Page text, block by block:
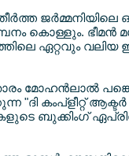
തീര്‍ത്ത
കൊള്ളും. ഭീമന്‍
ഏറ്റവും വലിയ
മോഹന്‍ലാല്‍
"ദി കംപ്ളീറ്റ്
ബുക്കിംഗ്